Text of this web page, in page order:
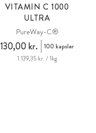
VITAMIN C 1000
ULTRA
PureWay-C®
130,00 kr.
100 kapsler
1.139,35 kr. / 1kg